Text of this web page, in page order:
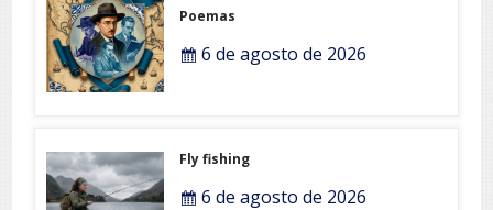
Poemas
6 de agosto de 2026
Fly fishing
6 de agosto de 2026